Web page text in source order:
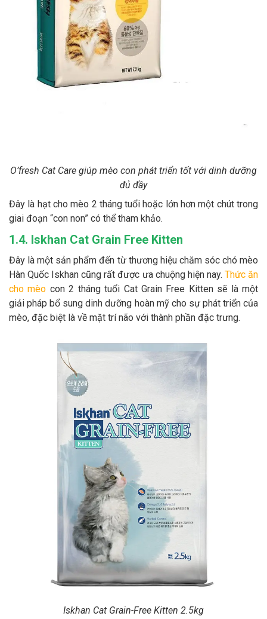
O’fresh Cat Care giúp mèo con phát triển tốt với dinh dưỡng
đủ đầy
Đây là hạt cho mèo 2 tháng tuổi hoặc lớn hơn một chút trong
giai đoạn “con non” có thể tham khảo.
1.4. Iskhan Cat Grain Free Kitten
Đây là một sản phẩm đến từ thương hiệu chăm sóc chó mèo
Hàn Quốc Iskhan cũng rất được ưa chuộng hiện nay. Thức ăn
cho mèo con 2 tháng tuổi Cat Grain Free Kitten sẽ là một
giải pháp bổ sung dinh dưỡng hoàn mỹ cho sự phát triển của
mèo, đặc biệt là về mặt trí não với thành phần đặc trưng.
Iskhan Cat Grain-Free Kitten 2.5kg